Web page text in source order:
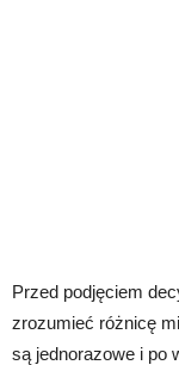
Przed podjęciem
zrozumieć różnicę
są jednorazowe i po